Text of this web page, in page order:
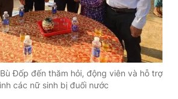
Đốp đến thăm hỏi, động viên và hỗ trợ
các nữ sinh bị đuối nước